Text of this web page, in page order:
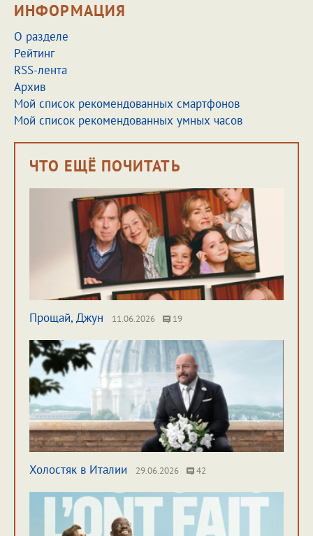
ИНФОРМАЦИЯ
О разделе
Рейтинг
RSS-лента
Архив
Мой список рекомендованных смартфонов
Мой список рекомендованных умных часов
ЧТО ЕЩЁ ПОЧИТАТЬ
Прощай, Джун 11.06.2026 19
Холостяк в Италии 29.06.2026 42